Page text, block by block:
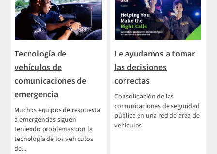
Tecnología de
vehículos de
comunicaciones de
emergencia
Muchos equipos de respuesta
a emergencias siguen
teniendo problemas con la
tecnología de los vehículos
de...
Le ayudamos a tomar
las decisiones
correctas
Consolidación de las
comunicaciones de seguridad
pública en una red de área de
vehículos